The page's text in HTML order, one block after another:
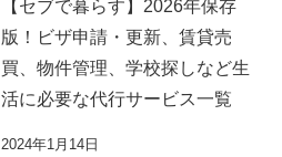
【セブで暮らす】2026年保存
版！ビザ申請・更新、賃貸売
買、物件管理、学校探しなど生
活に必要な代行サービス一覧
2024年1月14日